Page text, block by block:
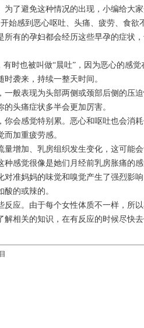
了避免这种情况的出现，小编给大
始感到恶心呕吐、头痛、疲劳、食
有的孕妇都会经历这些早孕的症状
时也被叫做“晨吐”，因为恶心的感
袭来，持续一整天时间。
般表现为头部两侧或颈部后侧的压
头痛症状多半会更加厉害。
会感觉特别累。恶心和呕吐也会消
加重疲劳感。
增加、乳房组织发生变化，这可能
感觉很像是她们月经前乳房胀痛的感
对准妈妈的味觉和嗅觉产生了强烈影
的或辣的。
反应。由于每个女性体质不一样，所
相关的知识，在有反应的时候尽快去